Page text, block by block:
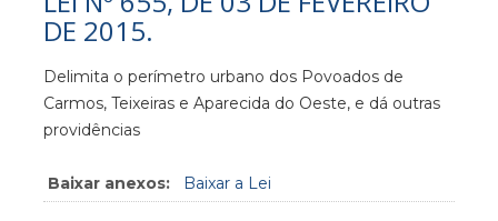
DE 2015.
Delimita o perímetro urbano dos Povoados de
Carmos, Teixeiras e Aparecida do Oeste, e dá outras
providências
Baixar anexos: Baixar a Lei